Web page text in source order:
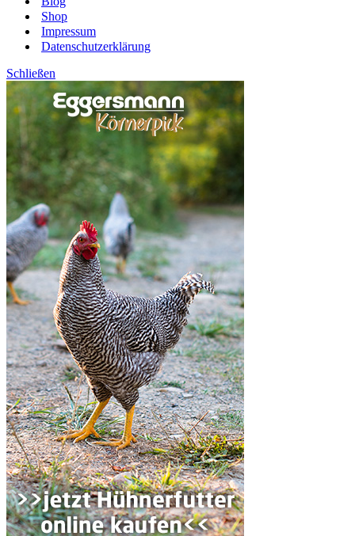
Shop
Impressum
Datenschutzerklärung
Schließen